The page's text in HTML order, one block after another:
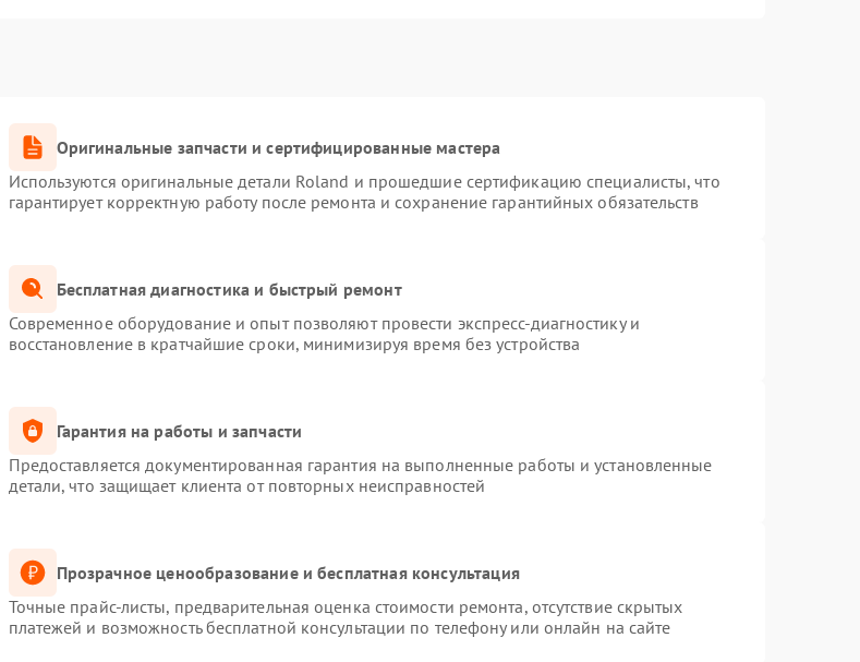
Оригинальные запчасти и сертифицированные мастера
Используются оригинальные детали Roland и прошедшие сертификацию специалисты, что
гарантирует корректную работу после ремонта и сохранение гарантийных обязательств
Бесплатная диагностика и быстрый ремонт
Современное оборудование и опыт позволяют провести экспресс-диагностику и
восстановление в кратчайшие сроки, минимизируя время без устройства
Гарантия на работы и запчасти
Предоставляется документированная гарантия на выполненные работы и установленные
детали, что защищает клиента от повторных неисправностей
Прозрачное ценообразование и бесплатная консультация
Точные прайс-листы, предварительная оценка стоимости ремонта, отсутствие скрытых
платежей и возможность бесплатной консультации по телефону или онлайн на сайте